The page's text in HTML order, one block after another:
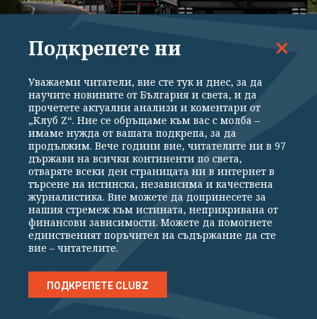
ПОЛИТИКА
ПОЛИТИКА
ДЕНЯТ В НЯКОЛКО РЕДА: дронът ни
Подкрепете ни
Уважаеми читатели, вие сте тук и днес, за да
научите новините от България и света, и да
прочетете актуални анализи и коментари от
„Клуб Z“. Ние се обръщаме към вас с молба –
имаме нужда от вашата подкрепа, за да
продължим. Вече години вие, читателите ни в 97
държави на всички континенти по света,
отваряте всеки ден страницата ни в интернет в
търсене на истинска, независима и качествена
журналистика. Вие можете да допринесете за
нашия стремеж към истината, неприкривана от
финансови зависимости. Можете да помогнете
единственият поръчител на съдържание да сте
вие – читателите.
ПОДКРЕПЕТЕ CLUBZ